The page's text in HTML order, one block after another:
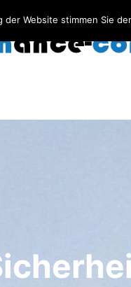
Website stimmen Sie